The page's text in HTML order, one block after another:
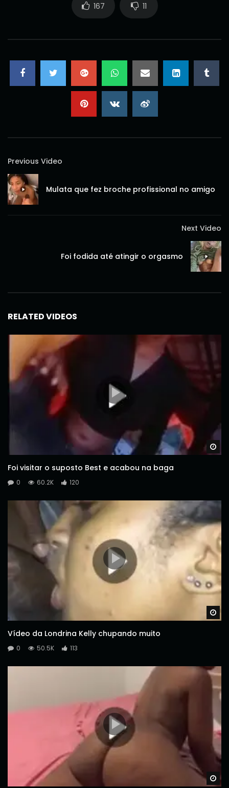
167 11
Previous Video
Mulata que fez broche profissional no amigo
Next Video
Foi fodida até atingir o orgasmo
RELATED VIDEOS
Foi visitar o suposto Best e acabou na baga
0 60.2K 120
Vídeo da Londrina Kelly chupando muito
0 50.5K 113